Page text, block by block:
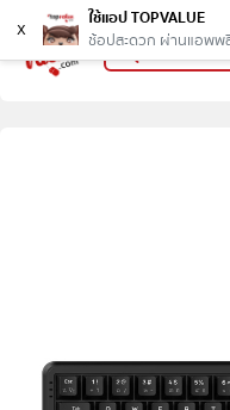
x
ใช้แอป TOPVALUE
ช้อปสะดวก ผ่านแอพพ